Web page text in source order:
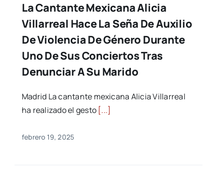
La Cantante Mexicana Alicia
Villarreal Hace La Seña De Auxilio
De Violencia De Género Durante
Uno De Sus Conciertos Tras
Denunciar A Su Marido
Madrid La cantante mexicana Alicia Villarreal
ha realizado el gesto [...]
febrero 19, 2025